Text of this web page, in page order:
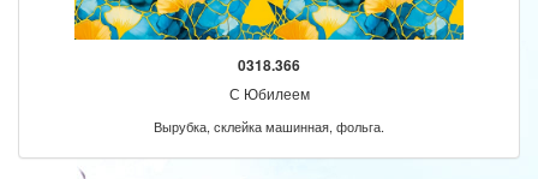
0318.366
С Юбилеем
Вырубка, склейка машинная, фольга.